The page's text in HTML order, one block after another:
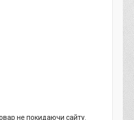
не покидаючи сайту.